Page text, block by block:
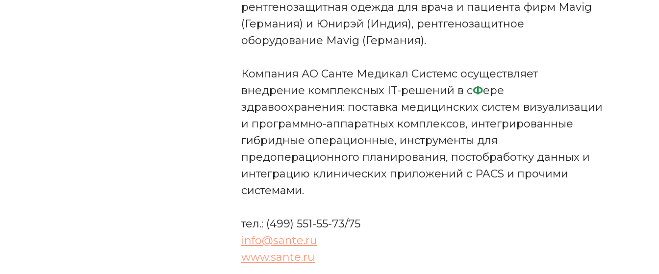
рентгенозащитная одежда для врача и пациента фирм Mavig
(Германия) и Юнирэй (Индия), рентгенозащитное
оборудование Mavig (Германия).
Компания АО Санте Медикал Системс осуществляет
внедрение комплексных IT-решений в сФере
здравоохранения: поставка медицинских систем визуализации
и программно-аппаратных комплексов, интегрированные
гибридные операционные, инструменты для
предоперационного планирования, постобработку данных и
интеграцию клинических приложений с PACS и прочими
системами.
тел.: (499) 551-55-73/75
info@sante.ru
www.sante.ru